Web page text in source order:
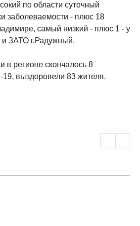
по области суточный
заболеваемости - плюс 18
самый низкий - плюс 1 - у
и ЗАТО г.Радужный.
в регионе скончалось 8
19, выздоровели 83 жителя.